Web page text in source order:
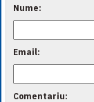
Nume:
Email:
Comentariu: